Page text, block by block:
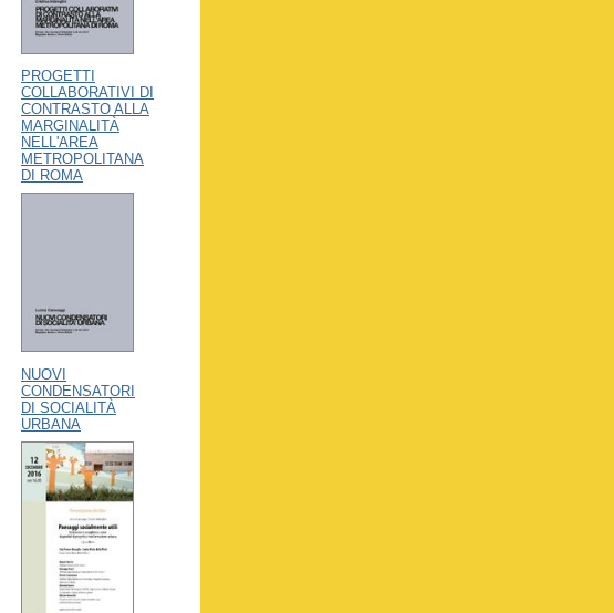
PROGETTI
COLLABORATIVI DI
CONTRASTO ALLA
MARGINALITÀ
NELL'AREA
METROPOLITANA
DI ROMA
NUOVI
CONDENSATORI
DI SOCIALITÀ
URBANA